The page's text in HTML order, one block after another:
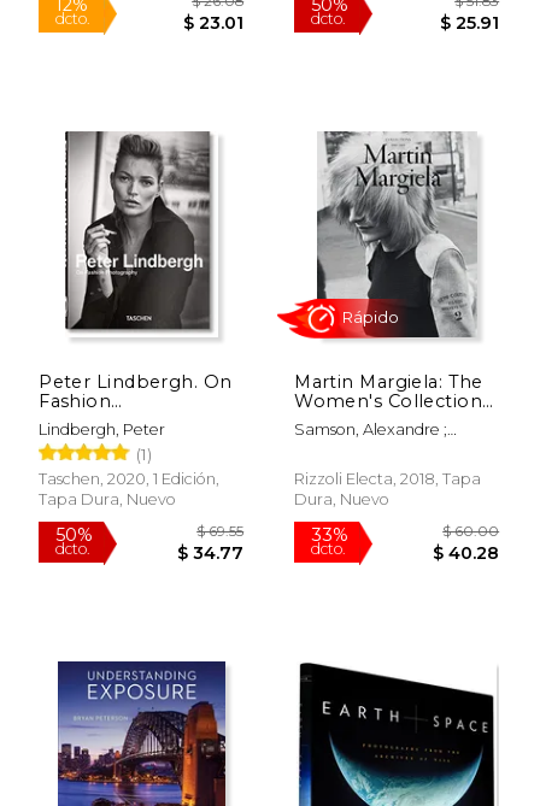
12%
dcto.
$ 26.08 50%
dcto. $
Peter Lindbergh. On
Fashion
Photography. 40Th
Anniversary Edition
(en Inglés)
Lindbergh, Peter
(1)
Taschen, 2020, 1 Edición,
Tapa Dura, Nuevo
Martin Margiela: The
Women's Collections
1989-2009 (en
Inglés)
Samson, Alexandre ;
Rizzoli Electa, 2018, Tapa
Dura, Nuevo
Rápido